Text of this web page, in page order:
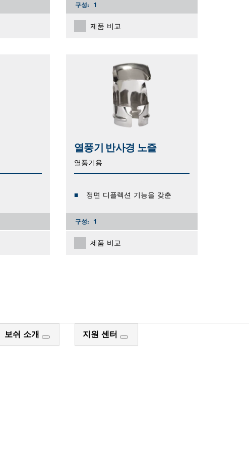
구성: 1
제품 비교
열풍기 반사경 노즐
열풍기용
정면 디플렉션 기능을 갖춘
구성: 1
제품 비교
보쉬 소개 지원 센터